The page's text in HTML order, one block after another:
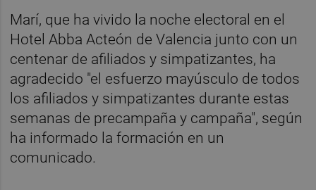
Marí, que ha vivido la noche electoral en el
Hotel Abba Acteón de Valencia junto con un
centenar de afiliados y simpatizantes, ha
agradecido "el esfuerzo mayúsculo de todos
los afiliados y simpatizantes durante estas
semanas de precampaña y campaña", según
ha informado la formación en un
comunicado.